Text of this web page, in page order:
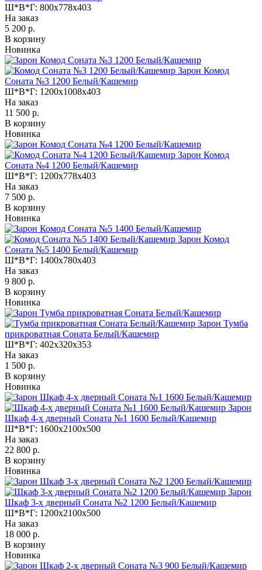
Ш*В*Г: 800x778x403
На заказ
5 200 р.
В корзину
Новинка
Зарон Комод
Соната №3 1200 Белый/Кашемир
Ш*В*Г: 1200x1008x403
На заказ
11 500 р.
В корзину
Новинка
Зарон Комод
Соната №4 1200 Белый/Кашемир
Ш*В*Г: 1200x778x403
На заказ
7 500 р.
В корзину
Новинка
Зарон Комод
Соната №5 1400 Белый/Кашемир
Ш*В*Г: 1400x780x403
На заказ
9 800 р.
В корзину
Новинка
Зарон Тумба
прикроватная Соната Белый/Кашемир
Ш*В*Г: 402x320x353
На заказ
1 500 р.
В корзину
Новинка
Зарон
Шкаф 4-х дверный Соната №1 1600 Белый/Кашемир
Ш*В*Г: 1600x2100x500
На заказ
22 800 р.
В корзину
Новинка
Зарон
Шкаф 3-х дверный Соната №2 1200 Белый/Кашемир
Ш*В*Г: 1200x2100x500
На заказ
18 000 р.
В корзину
Новинка